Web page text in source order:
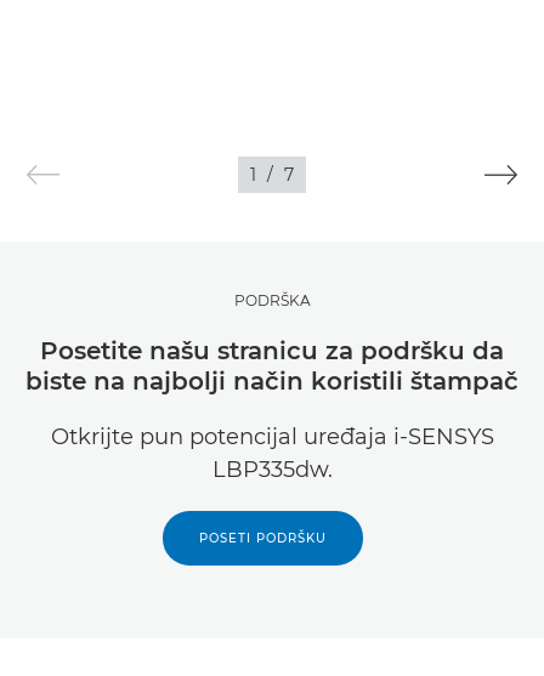
1 / 7
PODRŠKA
Posetite našu stranicu za podršku da
biste na najbolji način koristili štampač
Otkrijte pun potencijal uređaja i-SENSYS
LBP335dw.
POSETI PODRŠKU